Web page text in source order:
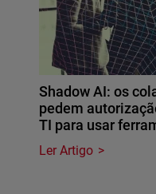
Shadow AI: os
pedem
TI para usar
Ler Artigo